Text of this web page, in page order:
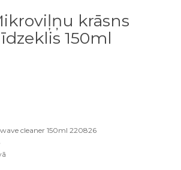
krāsns
150ml
cleaner 150ml 220826